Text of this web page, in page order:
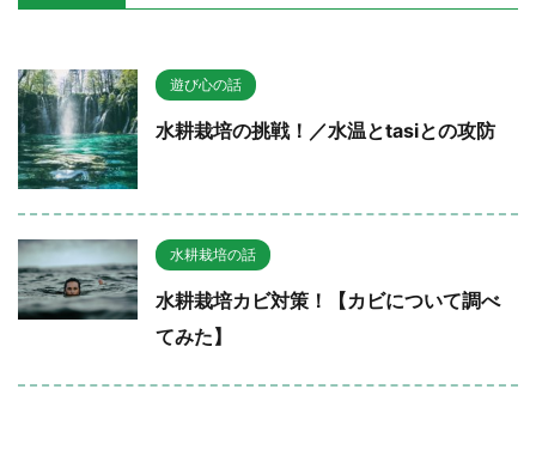
遊び心の話
水耕栽培の挑戦！／水温とtasiとの攻防
水耕栽培の話
水耕栽培カビ対策！【カビについて調べ
てみた】